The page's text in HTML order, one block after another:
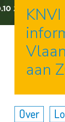
aan
Over